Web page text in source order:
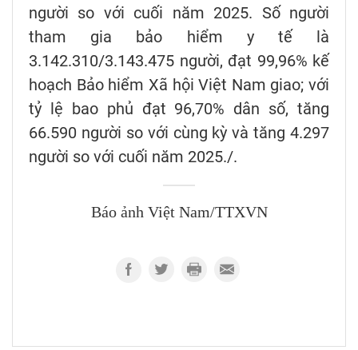
người so với cuối năm 2025. Số người
tham gia bảo hiểm y tế là
3.142.310/3.143.475 người, đạt 99,96% kế
hoạch Bảo hiểm Xã hội Việt Nam giao; với
tỷ lệ bao phủ đạt 96,70% dân số, tăng
66.590 người so với cùng kỳ và tăng 4.297
người so với cuối năm 2025./.
Báo ảnh Việt Nam/TTXVN